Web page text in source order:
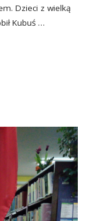
Dzieci z wielką
Kubuś …